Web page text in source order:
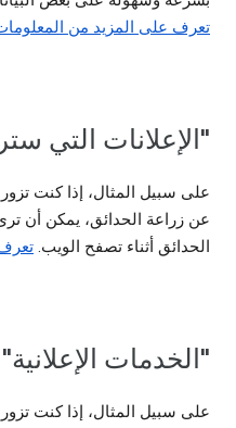
تعرف على المزيد من
"الإعلانات التي
على سبيل المثال، إذا كنت
عن زراعة الحدائق، يمكن أن
الحدائق أثناء تصفح الويب.
"الخدمات الإعلانية"
على سبيل المثال، إذا كنت